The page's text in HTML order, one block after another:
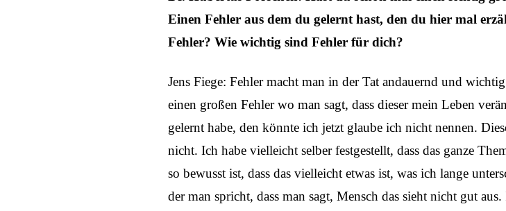
Einen Fehler aus dem du gelernt hast, den du hier mal
Fehler? Wie wichtig sind Fehler für dich?
Jens Fiege: Fehler macht man in der Tat andauernd und
einen großen Fehler wo man sagt, dass dieser mein Leben
gelernt habe, den könnte ich jetzt glaube ich nicht nennen.
nicht. Ich habe vielleicht selber festgestellt, dass das ganze
so bewusst ist, dass das vielleicht etwas ist, was ich lange
der man spricht, dass man sagt, Mensch das sieht nicht gut